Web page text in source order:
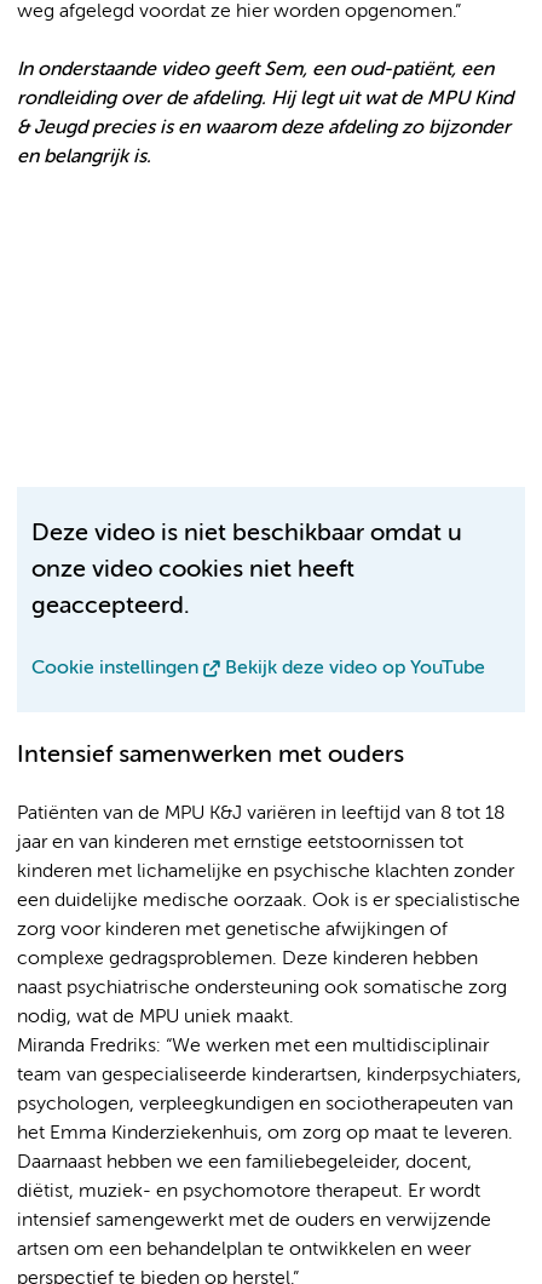
weg afgelegd voordat ze hier worden opgenomen.”
In onderstaande video geeft Sem, een oud-patiënt, een
rondleiding over de afdeling. Hij legt uit wat de MPU Kind
& Jeugd precies is en waarom deze afdeling zo bijzonder
en belangrijk is.
Deze video is niet beschikbaar omdat u
onze video cookies niet heeft
geaccepteerd.
Cookie instellingen Bekijk deze video op YouTube
Intensief samenwerken met ouders
Patiënten van de MPU K&J variëren in leeftijd van 8 tot 18
jaar en van kinderen met ernstige eetstoornissen tot
kinderen met lichamelijke en psychische klachten zonder
een duidelijke medische oorzaak. Ook is er specialistische
zorg voor kinderen met genetische afwijkingen of
complexe gedragsproblemen. Deze kinderen hebben
naast psychiatrische ondersteuning ook somatische zorg
nodig, wat de MPU uniek maakt.
Miranda Fredriks: “We werken met een multidisciplinair
team van gespecialiseerde kinderartsen, kinderpsychiaters,
psychologen, verpleegkundigen en sociotherapeuten van
het Emma Kinderziekenhuis, om zorg op maat te leveren.
Daarnaast hebben we een familiebegeleider, docent,
diëtist, muziek- en psychomotore therapeut. Er wordt
intensief samengewerkt met de ouders en verwijzende
artsen om een behandelplan te ontwikkelen en weer
perspectief te bieden op herstel.”